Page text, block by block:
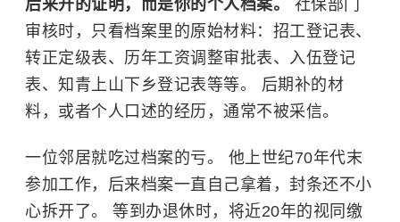
后来开的证明，而是你的个人档案。 社保部门
审核时，只看档案里的原始材料：招工登记表、
转正定级表、历年工资调整审批表、入伍登记
表、知青上山下乡登记表等等。 后期补的材
料，或者个人口述的经历，通常不被采信。
一位邻居就吃过档案的亏。 他上世纪70年代末
参加工作，后来档案一直自己拿着，封条还不小
心拆开了。 等到办退休时，将近20年的视同缴